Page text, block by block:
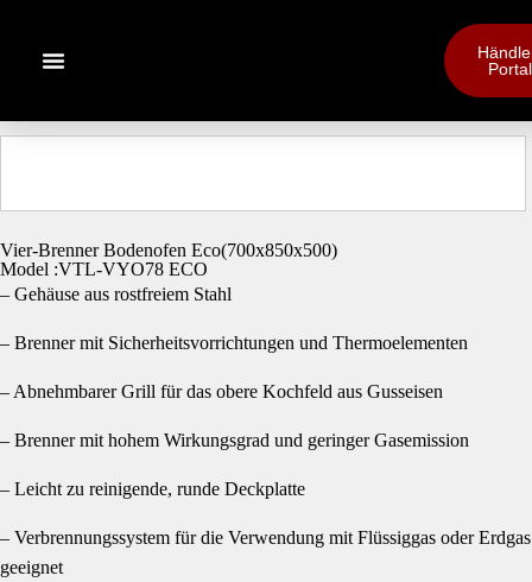
Portal
Vier-Brenner Bodenofen Eco(700x850x500)
Model :VTL-VYO78 ECO
– Gehäuse aus rostfreiem Stahl
– Brenner mit Sicherheitsvorrichtungen und Thermoelementen
– Abnehmbarer Grill für das obere Kochfeld aus Gusseisen
– Brenner mit hohem Wirkungsgrad und geringer Gasemission
– Leicht zu reinigende, runde Deckplatte
– Verbrennungssystem für die Verwendung mit Flüssiggas oder Erdgas
geeignet